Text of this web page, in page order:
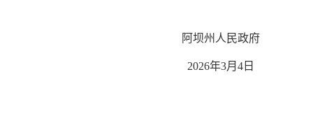
阿坝州人民政府
2026年3月4日